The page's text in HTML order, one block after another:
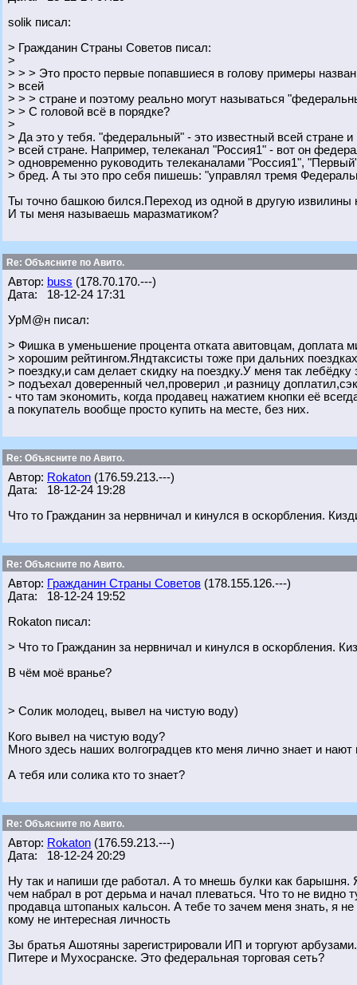
solik писал:
> Гражданин Страны Советов писал:
>
> > > Это просто первые попавшиеся в голову примеры
> всей
> > > стране и поэтому реально могут называться
> > С головой всё в порядке?
>
> Да это у тебя. "федеральный" - это известный всей стране
> всей стране. Например, телеканал "Россия1" - вот он
> одновременно руководить телеканалами "Россия1",
> бред. А ты это про себя пишешь: "управлял тремя
Ты точно башкою бился.Переход из одной в другую извилины
И ты меня называешь маразматиком?
Re: Объясните по Авито.
Автор: buss (178.70.170.---)
Дата: 18-12-24 17:31
УрМ@н писал:
> Фишка в уменьшение процента отката авитовцам, доплата
> хорошим рейтингом.Яндтаксисты тоже при дальних
> поездку,и сам делает скидку на поездку.У меня так лебёдку
> подъехал доверенный чел,проверил ,и разницу
- что там экономить, когда продавец нажатием кнопки её
а покупатель вообще просто купить на месте, без них.
Re: Объясните по Авито.
Автор: Rokaton (176.59.213.---)
Дата: 18-12-24 19:28
Что то Гражданин за нервничал и кинулся в оскорбления.
Re: Объясните по Авито.
Автор: Гражданин Страны Советов (178.155.126.---)
Дата: 18-12-24 19:52
Rokaton писал:
> Что то Гражданин за нервничал и кинулся в оскорбления.
В чём моё вранье?
> Солик молодец, вывел на чистую воду)
Кого вывел на чистую воду?
Много здесь наших волгоградцев кто меня лично знает и
А тебя или солика кто то знает?
Re: Объясните по Авито.
Автор: Rokaton (176.59.213.---)
Дата: 18-12-24 20:29
Ну так и напиши где работал. А то мнешь булки как барышня.
чем набрал в рот дерьма и начал плеваться. Что то не
продавца штопаных кальсон. А тебе то зачем меня знать, я
кому не интересная личность
Зы братья Ашотяны зарегистрировали ИП и торгуют
Питере и Мухосранске. Это федеральная торговая сеть?